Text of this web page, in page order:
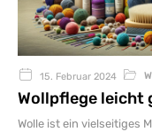
15. Februar 2024
Wollpflege leicht
Wolle ist ein vielseitiges